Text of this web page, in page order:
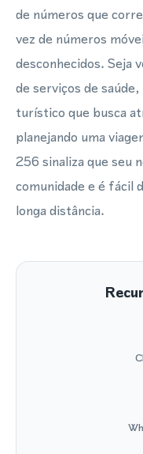
de números que
vez de números
desconhecidos. Seja
de serviços de
turístico que busca
planejando uma
256 sinaliza que seu
comunidade e é fácil
longa distância.